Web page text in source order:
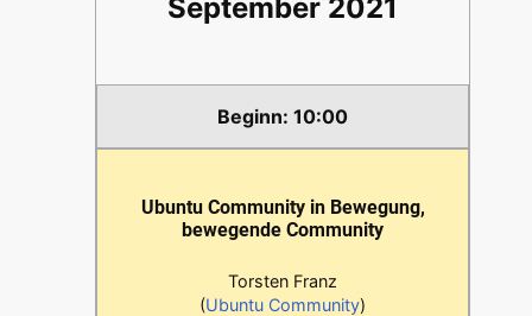
September 2021
10:00
Ubuntu Community in Bewegung,
bewegende Community
Torsten Franz
(Ubuntu Community)